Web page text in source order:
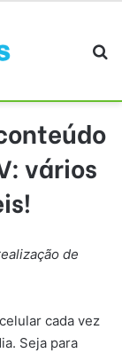
vários
de
cada vez
Seja para